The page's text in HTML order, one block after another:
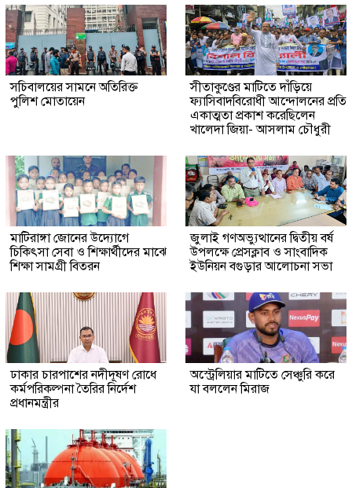
সচিবালয়ের সামনে অতিরিক্ত
পুলিশ মোতায়েন
সীতাকুণ্ডের মাটিতে দাঁড়িয়ে
ফ্যাসিবাদবিরোধী আন্দোলনের প্রতি
একাত্মতা প্রকাশ করেছিলেন
খালেদা জিয়া- আসলাম চৌধুরী
মাটিরাঙ্গা জোনের উদ্যোগে
চিকিৎসা সেবা ও শিক্ষার্থীদের মাঝে
শিক্ষা সামগ্রী বিতরন
জুলাই গণঅভ্যুত্থানের দ্বিতীয় বর্ষ
উপলক্ষে প্রেসক্লাব ও সাংবাদিক
ইউনিয়ন বগুড়ার আলোচনা সভা
ঢাকার চারপাশের নদীদূষণ রোধে
কর্মপরিকল্পনা তৈরির নির্দেশ
প্রধানমন্ত্রীর
অস্ট্রেলিয়ার মাটিতে সেঞ্চুরি করে
যা বললেন মিরাজ